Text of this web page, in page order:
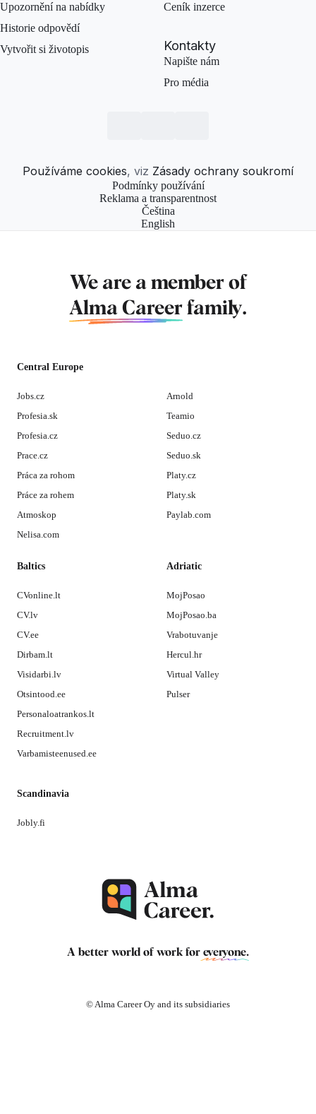
Upozornění na nabídky
Historie odpovědí
Vytvořit si životopis
Ceník inzerce
Kontakty
Napište nám
Pro média
Používáme cookies, viz Zásady ochrany soukromí
Podmínky používání
Reklama a transparentnost
Čeština
English
We are a member of
Alma Career family.
Central Europe
Jobs.cz
Profesia.sk
Profesia.cz
Prace.cz
Práca za rohom
Práce za rohem
Atmoskop
Nelisa.com
Arnold
Teamio
Seduo.cz
Seduo.sk
Platy.cz
Platy.sk
Paylab.com
Baltics
CVonline.lt
CV.lv
CV.ee
Dirbam.lt
Visidarbi.lv
Otsintood.ee
Personaloatrankos.lt
Recruitment.lv
Varbamisteenused.ee
Adriatic
MojPosao
MojPosao.ba
Vrabotuvanje
Hercul.hr
Virtual Valley
Pulser
Scandinavia
Jobly.fi
A better world of work for everyone.
© Alma Career Oy and its subsidiaries